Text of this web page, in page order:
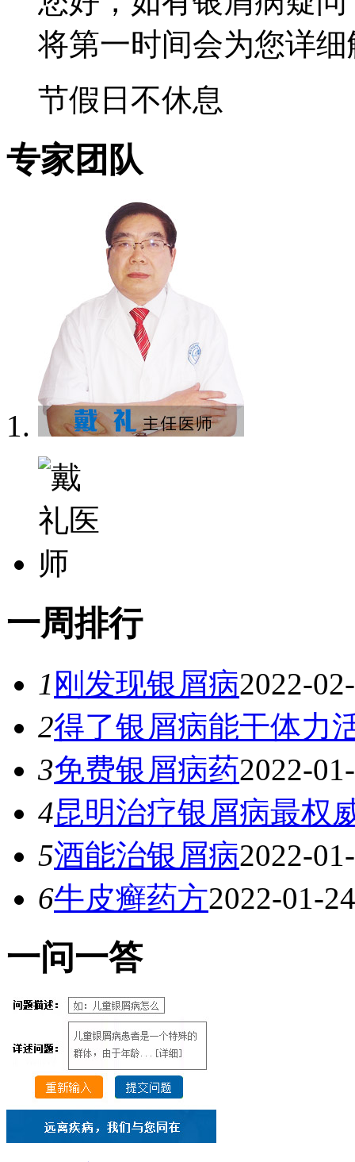
将第一时间会为您详
节假日不休息
专家团队
一周排行
1刚发现银屑病2022-
2得了银屑病能干体力
3免费银屑病药2022-
4昆明治疗银屑病最权
5酒能治银屑病2022-
6牛皮癣药方2022-01-24
一问一答